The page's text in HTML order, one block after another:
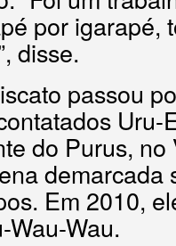
por igarapé,
disse.
passou
Uru-
do Purus, no
demarcada
Em 2010,
Wau-Wau.